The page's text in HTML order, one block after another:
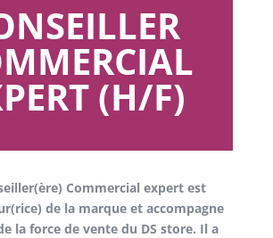
(H/F)
Commercial expert est
de la marque et accompagne
la force de vente du DS store. Il a